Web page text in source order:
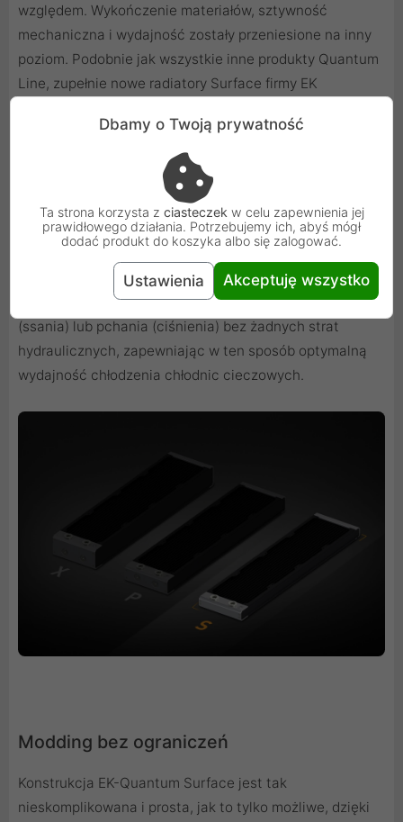
względem. Wykończenie materiałów, sztywność
mechaniczna i wydajność zostały przeniesione na inny
poziom. Podobnie jak wszystkie inne produkty Quantum
Line, zupełnie nowe radiatory Surface firmy EK
wydajność cieplną, ograniczenie przepływu chłodziwa i
przepływu powietrza. Dzięki dostarczonym śrubom ten
radiator jest kompatybilny z wentylatorami 140 mm o
standardowej grubości 25 mm. EK zaleca stosowanie
wentylatorów EK lub podobnych z ramkami o
uszczelnionych krawędziach. Ten klasyczny, ale
skuteczny kwadratowy kształt obudowy wentylatora
zapewnia optymalną wydajność w trybie ciągnięcia
(ssania) lub pchania (ciśnienia) bez żadnych strat
hydraulicznych, zapewniając w ten sposób optymalną
wydajność chłodzenia chłodnic cieczowych.
Modding bez ograniczeń
Konstrukcja EK-Quantum Surface jest tak
nieskomplikowana i prosta, jak to tylko możliwe, dzięki
Dbamy o Twoją prywatność
Ta strona korzysta z ciasteczek w celu zapewnienia jej
prawidłowego działania. Potrzebujemy ich, abyś mógł
dodać produkt do koszyka albo się zalogować.
Ustawienia Akceptuję wszystko